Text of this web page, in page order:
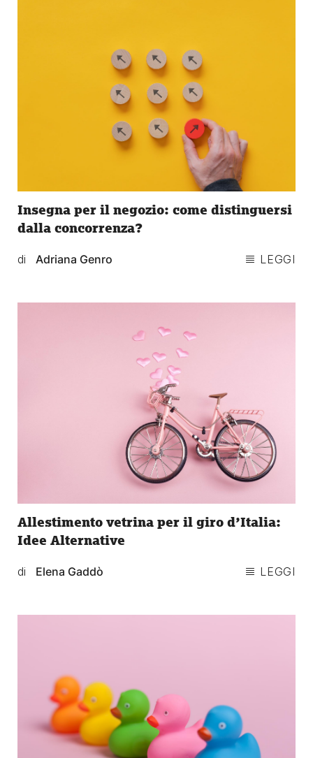
Insegna per il negozio: come distinguersi
dalla concorrenza?
di Adriana Genro LEGGI
Allestimento vetrina per il giro d’Italia:
Idee Alternative
di Elena Gaddò LEGGI